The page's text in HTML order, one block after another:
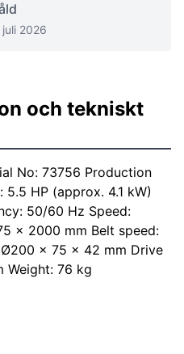
2026
och tekniskt
No: 73756 Production
HP (approx. 4.1 kW)
50/60 Hz Speed:
× 2000 mm Belt speed:
× 75 × 42 mm Drive
Weight: 76 kg